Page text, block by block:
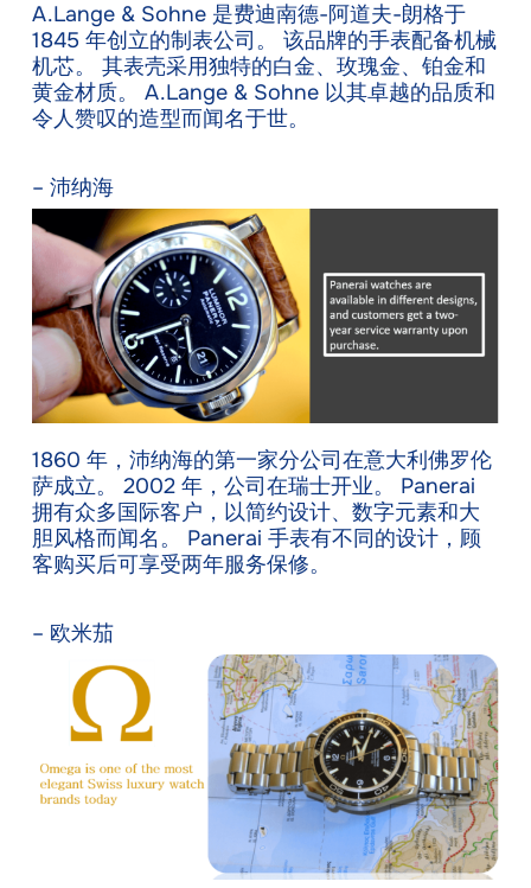
A.Lange & Sohne 是费迪南德-阿道夫-朗格于
1845 年创立的制表公司。 该品牌的手表配备机械
机芯。 其表壳采用独特的白金、玫瑰金、铂金和
黄金材质。 A.Lange & Sohne 以其卓越的品质和
令人赞叹的造型而闻名于世。
– 沛纳海
1860 年，沛纳海的第一家分公司在意大利佛罗伦
萨成立。 2002 年，公司在瑞士开业。 Panerai
拥有众多国际客户，以简约设计、数字元素和大
胆风格而闻名。 Panerai 手表有不同的设计，顾
客购买后可享受两年服务保修。
– 欧米茄